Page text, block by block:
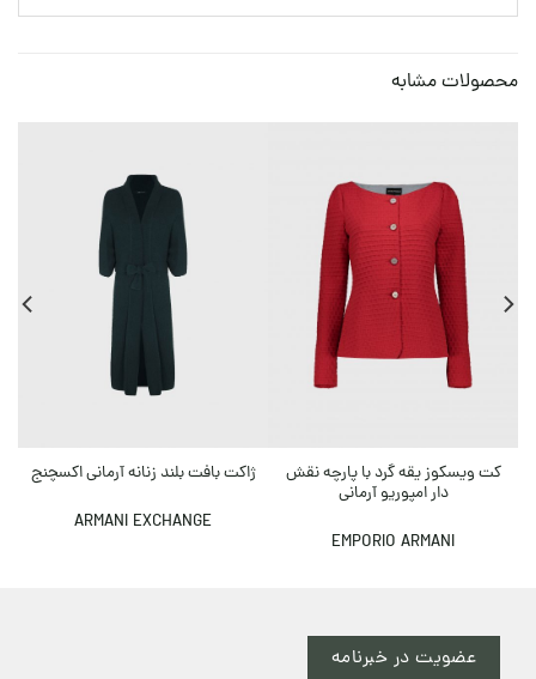
محصولات مشابه
کت ویسکوز یقه گرد با پارچه نقش
دار امپوریو آرمانی
EMPORIO ARMANI
ژاکت بافت بلند زنانه آرمانی اکسچنج
ARMANI EXCHANGE
عضویت در خبرنامه